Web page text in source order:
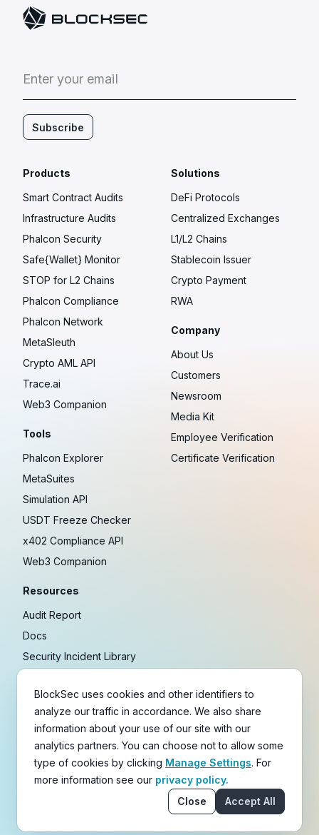
Enter your email
Subscribe
Products
Smart Contract Audits
Infrastructure Audits
Phalcon Security
Safe{Wallet} Monitor
STOP for L2 Chains
Phalcon Compliance
Phalcon Network
MetaSleuth
Crypto AML API
Trace.ai
Web3 Companion
Tools
Phalcon Explorer
MetaSuites
Simulation API
USDT Freeze Checker
x402 Compliance API
Web3 Companion
Resources
Audit Report
Docs
Security Incident Library
Research
Guides
Crypto Payment Playbook
Solutions
DeFi Protocols
Centralized Exchanges
L1/L2 Chains
Stablecoin Issuer
Crypto Payment
RWA
Company
About Us
Customers
Newsroom
Media Kit
Employee Verification
Certificate Verification
Copyright © 2021-2026BlockSec
Terms & Policies & Disclaimer
TelegramYouTubeLinkedin GitHub
BlockSec uses cookies and other identifiers to
analyze our traffic in accordance. We also share
information about your use of our site with our
analytics partners. You can choose not to allow some
type of cookies by clicking Manage Settings. For
more information see our privacy policy.
Close
Accept All